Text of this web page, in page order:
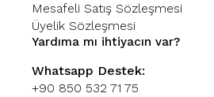
Mesafeli Satış Sözleşmesi
Üyelik Sözleşmesi
Yardıma mı ihtiyacın var?
Whatsapp Destek:
+90 850 532 71 75